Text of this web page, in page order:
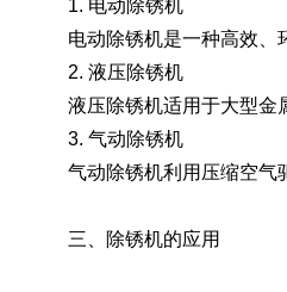
1. 电动除锈机
电动除锈机是一种高效、
2. 液压除锈机
液压除锈机适用于大型金
3. 气动除锈机
气动除锈机利用压缩空气
三、除锈机的应用